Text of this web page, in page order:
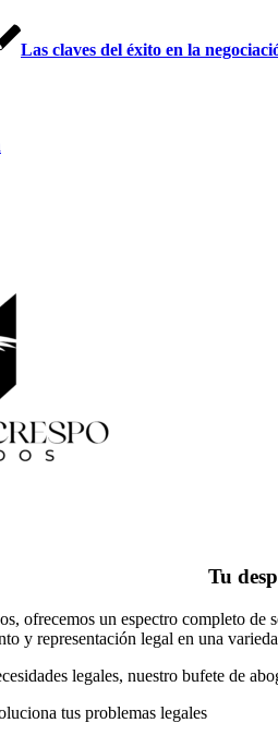
Las claves del éxito en la
Tu
ofrecemos un espectro completo de
y representación legal en una
legales, nuestro bufete de
tus problemas legales